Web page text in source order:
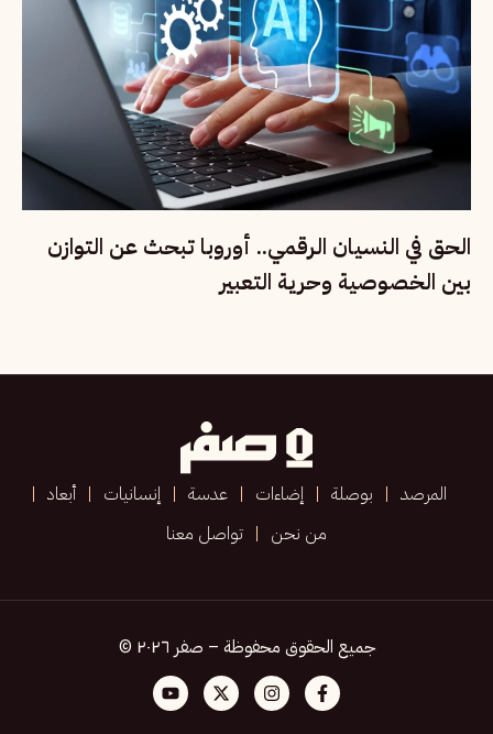
الحق في النسيان الرقمي.. أوروبا تبحث عن التوازن
بين الخصوصية وحرية التعبير
المرصد بوصلة إضاءات عدسة إنسانيات
أبعاد
من نحن
تواصل معنا
جميع الحقوق محفوظة – صفر ٢٠٢٦ ©